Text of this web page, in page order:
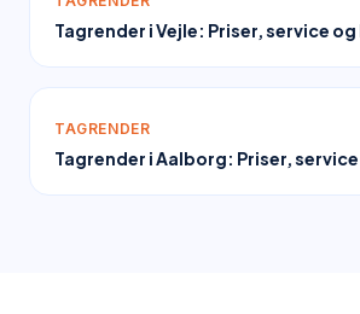
Tagrender i Vejle: Priser, service
TAGRENDER
Tagrender i Aalborg: Priser,